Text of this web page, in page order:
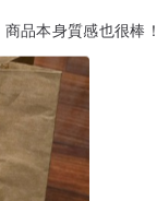
品本身質感也很棒！